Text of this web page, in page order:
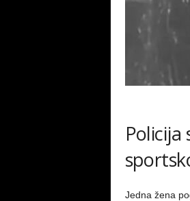
Jedna žena